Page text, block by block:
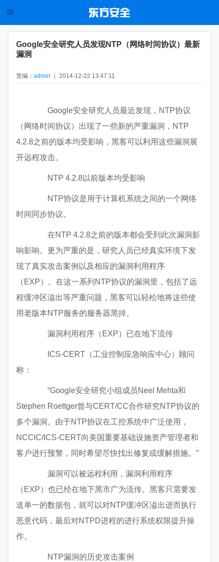
Google安全研究人员发现NTP（网络时间协议）最新
漏洞
责编： admin ｜ 2014-12-22 13:47:11
Google安全研究人员最近发现，NTP协议
（网络时间协议）出现了一些新的严重漏洞，NTP
4.2.8之前的版本均受影响，黑客可以利用这些漏洞展
开远程攻击。
NTP 4.2.8以前版本均受影响
NTP协议是用于计算机系统之间的一个网络
时间同步协议。
在NTP 4.2.8之前的版本都会受到此次漏洞影
响影响。更为严重的是，研究人员已经真实环境下发
现了真实攻击案例以及相应的漏洞利用程序
（EXP）。在这一系列NTP协议的漏洞里，包括了远
程缓冲区溢出等严重问题，黑客可以轻松地将这些使
用老版本NTP服务的服务器黑掉。
漏洞利用程序（EXP）已在地下流传
ICS-CERT（工业控制应急响应中心）顾问
称：
“Google安全研究小组成员Neel Mehta和
Stephen Roettger曾与CERT/CC合作研究NTP协议的
多个漏洞。由于NTP协议在工控系统中广泛使用，
NCCIC/ICS-CERT向美国重要基础设施资产管理者和
客户进行预警，同时希望尽快找出修复或缓解措施。”
漏洞可以被远程利用，漏洞利用程序
（EXP）也已经在地下黑市广为流传。黑客只需要发
送单一的数据包，就可以对NTP缓冲区溢出进而执行
恶意代码，最后对NTPD进程的进行系统权限提升操
作。
NTP漏洞的历史攻击案例